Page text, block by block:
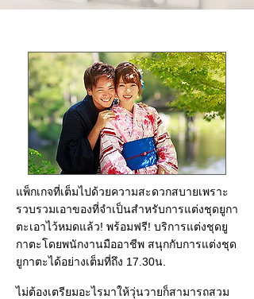
แพ็กเกจที่เต็มไปด้วยความสะดวกสบายเพราะ
รวบรวมเอาของที่จำเป็นสำหรับการแต่งชุดยูกา
ตะเอาไว้หมดแล้ว! พร้อมฟรี! บริการแต่งชุดยู
กาตะโดยพนักงานมืออาชีพ สนุกกับการแต่งชุด
ยูกาตะได้อย่างเต็มที่ถึง 17.30น.
ไม่ต้องเตรียมอะไรมาให้วุ่นวายก็สามารถสวม